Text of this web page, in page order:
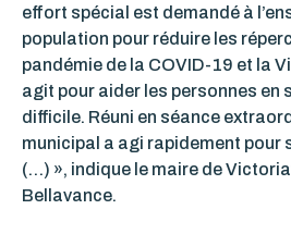
effort spécial est demandé à
population pour réduire les
pandémie de la COVID-19 et la
agit pour aider les personnes en
difficile. Réuni en séance
municipal a agi rapidement pour
(…) », indique le maire de
Bellavance.